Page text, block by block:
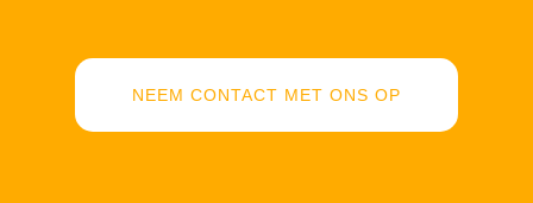
NEEM CONTACT MET ONS OP